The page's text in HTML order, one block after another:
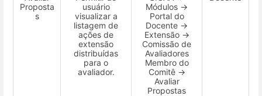
Proposta
s
usuário
visualizar a
listagem de
ações de
extensão
distribuídas
para o
avaliador.
Módulos →
Portal do
Docente →
Extensão →
Comissão de
Avaliadores
Membro do
Comitê →
Avaliar
Propostas